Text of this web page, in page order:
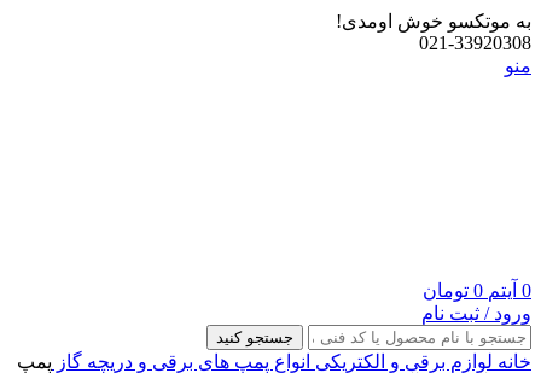
به موتکسو خوش اومدی!
021-33920308
منو
0 آیتم 0 تومان
ورود / ثبت نام
جستجو کنید
خانه لوازم برقی و الکتریکی انواع پمپ های برقی و دریچه گاز پمپ